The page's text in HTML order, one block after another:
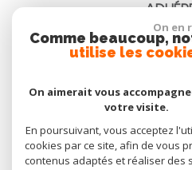
NOUS
On en
Comme beaucoup,
utilise les
On aimerait vous
votre visite.
En poursuivant, vous acceptez
cookies par ce site, afin de vous
contenus adaptés et réaliser des